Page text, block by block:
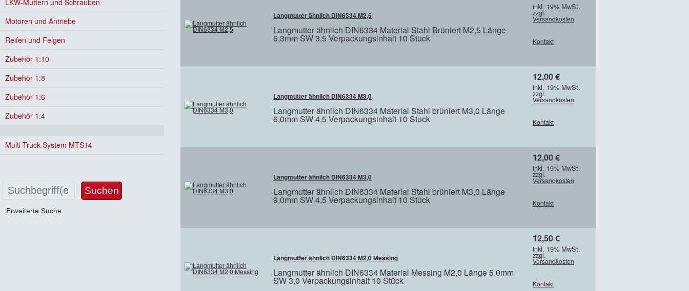
Langmutter ähnlich DIN6334 M2,5
Langmutter ähnlich DIN6334 Material Stahl Brüniert M2,5 Länge
6,3mm SW 3,5 Verpackungsinhalt 10 Stück
inkl. 19% MwSt.
zzgl.
Versandkosten
Kontakt
Langmutter ähnlich DIN6334 M3,0
Langmutter ähnlich DIN6334 Material Stahl brüniert M3,0 Länge
6,0mm SW 4,5 Verpackungsinhalt 10 Stück
12,00 €
inkl. 19% MwSt.
zzgl.
Versandkosten
Kontakt
Langmutter ähnlich DIN6334 M3,0
Langmutter ähnlich DIN6334 Material Stahl brüniert M3,0 Länge
9,0mm SW 4,5 Verpackungsinhalt 10 Stück
12,00 €
inkl. 19% MwSt.
zzgl.
Versandkosten
Kontakt
Langmutter ähnlich DIN6334 M2,0 Messing
Langmutter ähnlich DIN6334 Material Messing M2,0 Länge 5,0mm
SW 3,0 Verpackungsinhalt 10 Stück
12,50 €
inkl. 19% MwSt.
zzgl.
Versandkosten
Kontakt
Motoren und Antriebe
Reifen und Felgen
Zubehör 1:10
Zubehör 1:8
Zubehör 1:6
Zubehör 1:4
Multi-Truck-System MTS14
Erweiterte Suche